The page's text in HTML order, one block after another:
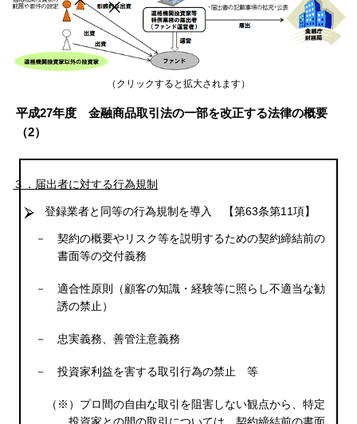
（クリックすると拡大されます）
平成27年度 金融商品取引法の一部を改正する法律の概要
（2）
３．届出者に対する行為規制
登録業者と同等の行為規制を導入 【第63条第11項】
－
契約の概要やリスク等を説明するための契約締結前の
書面等の交付義務
－
適合性原則（顧客の知識・経験等に照らし不適当な勧
誘の禁止）
－ 忠実義務、善管注意義務
－ 投資家利益を害する取引行為の禁止 等
（※）プロ間の自由な取引を阻害しない観点から、特定